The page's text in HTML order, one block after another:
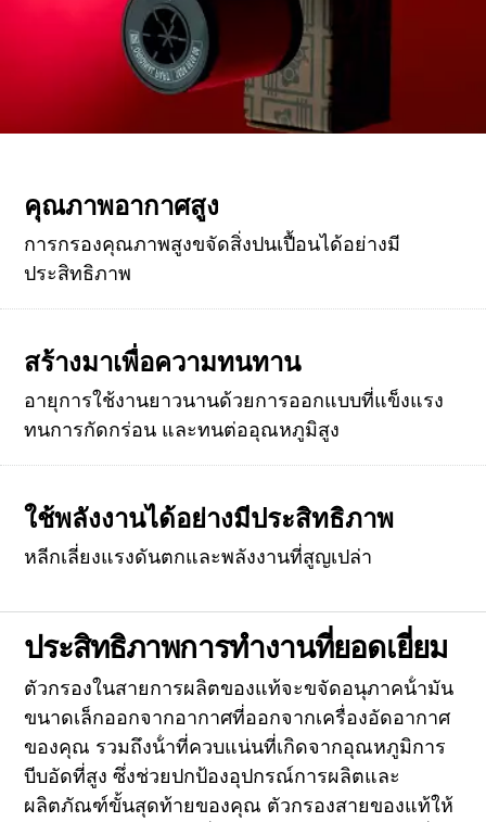
คุณภาพอากาศสูง
การกรองคุณภาพสูงขจัดสิ่งปนเปื้อนได้อย่างมี
ประสิทธิภาพ
สร้างมาเพื่อความทนทาน
อายุการใช้งานยาวนานด้วยการออกแบบที่แข็งแรง
ทนการกัดกร่อน และทนต่ออุณหภูมิสูง
ใช้พลังงานได้อย่างมีประสิทธิภาพ
หลีกเลี่ยงแรงดันตกและพลังงานที่สูญเปล่า
ประสิทธิภาพการทำงานที่ยอดเยี่ยม
ตัวกรองในสายการผลิตของแท้จะขจัดอนุภาคน้ํามัน
ขนาดเล็กออกจากอากาศที่ออกจากเครื่องอัดอากาศ
ของคุณ รวมถึงน้ําที่ควบแน่นที่เกิดจากอุณหภูมิการ
บีบอัดที่สูง ซึ่งช่วยปกป้องอุปกรณ์การผลิตและ
ผลิตภัณฑ์ขั้นสุดท้ายของคุณ ตัวกรองสายของแท้ให้